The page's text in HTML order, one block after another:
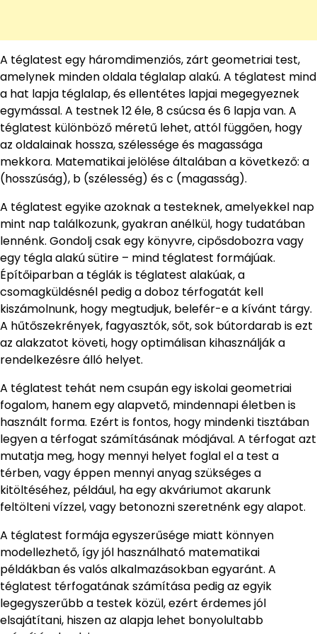
A téglatest egy háromdimenziós, zárt geometriai test,
amelynek minden oldala téglalap alakú. A téglatest mind
a hat lapja téglalap, és ellentétes lapjai megegyeznek
egymással. A testnek 12 éle, 8 csúcsa és 6 lapja van. A
téglatest különböző méretű lehet, attól függően, hogy
az oldalainak hossza, szélessége és magassága
mekkora. Matematikai jelölése általában a következő: a
(hosszúság), b (szélesség) és c (magasság).
A téglatest egyike azoknak a testeknek, amelyekkel nap
mint nap találkozunk, gyakran anélkül, hogy tudatában
lennénk. Gondolj csak egy könyvre, cipősdobozra vagy
egy tégla alakú sütire – mind téglatest formájúak.
Építőiparban a téglák is téglatest alakúak, a
csomagküldésnél pedig a doboz térfogatát kell
kiszámolnunk, hogy megtudjuk, belefér-e a kívánt tárgy.
A hűtőszekrények, fagyasztók, sőt, sok bútordarab is ezt
az alakzatot követi, hogy optimálisan kihasználják a
rendelkezésre álló helyet.
A téglatest tehát nem csupán egy iskolai geometriai
fogalom, hanem egy alapvető, mindennapi életben is
használt forma. Ezért is fontos, hogy mindenki tisztában
legyen a térfogat számításának módjával. A térfogat azt
mutatja meg, hogy mennyi helyet foglal el a test a
térben, vagy éppen mennyi anyag szükséges a
kitöltéséhez, például, ha egy akváriumot akarunk
feltölteni vízzel, vagy betonozni szeretnénk egy alapot.
A téglatest formája egyszerűsége miatt könnyen
modellezhető, így jól használható matematikai
példákban és valós alkalmazásokban egyaránt. A
téglatest térfogatának számítása pedig az egyik
legegyszerűbb a testek közül, ezért érdemes jól
elsajátítani, hiszen az alapja lehet bonyolultabb